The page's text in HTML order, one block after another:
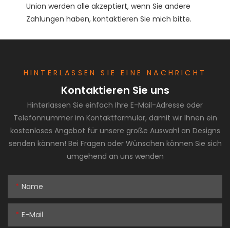
Union werden alle akzeptiert, wenn Sie andere
HINTERLASSEN SIE EINE NACHRICHT
Kontaktieren Sie uns
Hinterlassen Sie einfach Ihre E-Mail-Adresse oder
Telefonnummer im Kontaktformular, damit wir Ihnen ein
kostenloses Angebot für unsere große Auswahl an Designs
senden können! Bei Fragen oder Wünschen können Sie sich
umgehend an uns wenden
Name
E-Mail